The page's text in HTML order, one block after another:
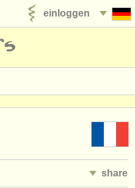
einloggen
share